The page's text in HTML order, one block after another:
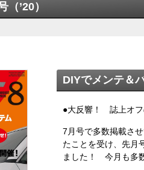
’20）
DIYでメンテ＆
●大反響！ 誌上オフ
7月号で多数掲載さ
たことを受け、先月
ました！ 今月も多